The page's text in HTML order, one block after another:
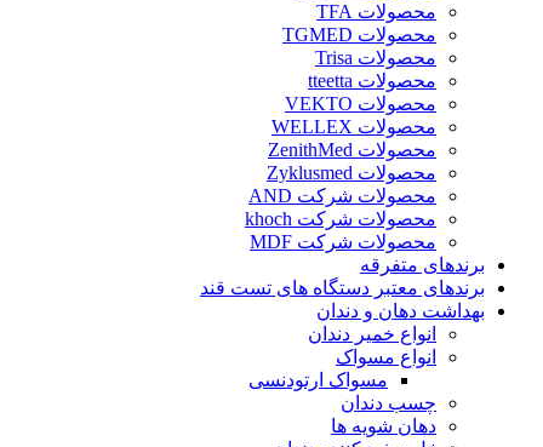
محصولات TFA
محصولات TGMED
محصولات Trisa
محصولات tteetta
محصولات VEKTO
محصولات WELLEX
محصولات ZenithMed
محصولات Zyklusmed
محصولات شرکت AND
محصولات شرکت khoch
محصولات شرکت MDF
برندهای متفرقه
برندهای معتبر دستگاه های تست قند
بهداشت دهان و دندان
انواع خمیر دندان
انواع مسواک
مسواک ارتودنسی
چسب دندان
دهان شویه ها